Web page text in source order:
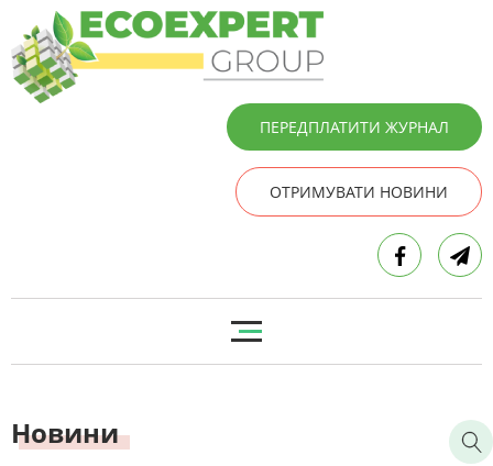
ПЕРЕДПЛАТИТИ ЖУРНАЛ
ОТРИМУВАТИ НОВИНИ
Новини